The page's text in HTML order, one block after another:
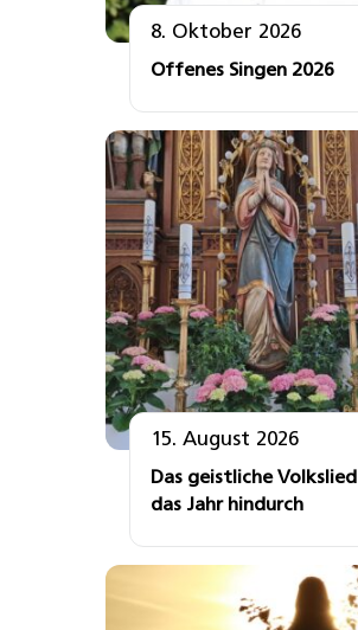
8. Oktober 2026
Offenes Singen 2026
15. August 2026
Das geistliche Volkslied
das Jahr hindurch